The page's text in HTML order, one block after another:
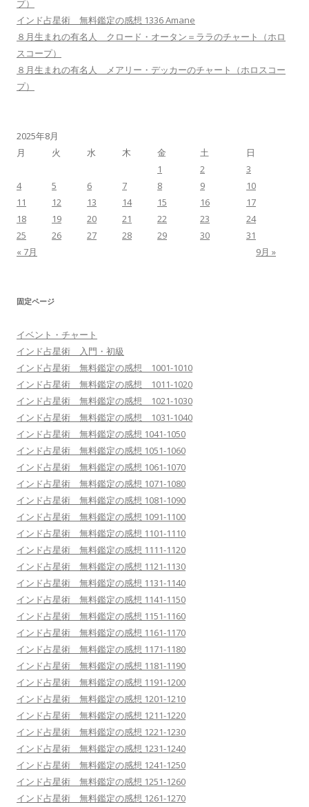
プ）
インド占星術 無料鑑定の感想 1336 Amane
８月生まれの有名人 クロード・オータン＝ララのチャート（ホロ
スコープ）
８月生まれの有名人 メアリー・デッカーのチャート（ホロスコー
プ）
2025年8月
月
火 水 木 金 土 日
« 7月 9月 »
1 2
3
4
5 6 7 8 9
10
11
12 13 14 15 16
17
18
19 20 21 22 23
24
25
26 27 28 29 30 31
固定ページ
イベント・チャート
インド占星術 入門・初級
インド占星術 無料鑑定の感想 1001-1010
インド占星術 無料鑑定の感想 1011-1020
インド占星術 無料鑑定の感想 1021-1030
インド占星術 無料鑑定の感想 1031-1040
インド占星術 無料鑑定の感想 1041-1050
インド占星術 無料鑑定の感想 1051-1060
インド占星術 無料鑑定の感想 1061-1070
インド占星術 無料鑑定の感想 1071-1080
インド占星術 無料鑑定の感想 1081-1090
インド占星術 無料鑑定の感想 1091-1100
インド占星術 無料鑑定の感想 1101-1110
インド占星術 無料鑑定の感想 1111-1120
インド占星術 無料鑑定の感想 1121-1130
インド占星術 無料鑑定の感想 1131-1140
インド占星術 無料鑑定の感想 1141-1150
インド占星術 無料鑑定の感想 1151-1160
インド占星術 無料鑑定の感想 1161-1170
インド占星術 無料鑑定の感想 1171-1180
インド占星術 無料鑑定の感想 1181-1190
インド占星術 無料鑑定の感想 1191-1200
インド占星術 無料鑑定の感想 1201-1210
インド占星術 無料鑑定の感想 1211-1220
インド占星術 無料鑑定の感想 1221-1230
インド占星術 無料鑑定の感想 1231-1240
インド占星術 無料鑑定の感想 1241-1250
インド占星術 無料鑑定の感想 1251-1260
インド占星術 無料鑑定の感想 1261-1270